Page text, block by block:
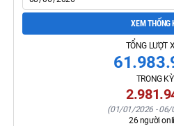
XEM THỐNG
TỔNG LƯỢT
TRONG
(01/01/2026 -06/
26người